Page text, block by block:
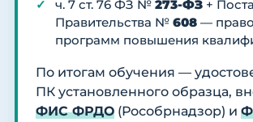
ч. 7 ст. 76 ФЗ № 273-ФЗ +
Правительства № 608 —
программ повышения
По итогам обучения —
ПК установленного образца,
ФИС ФРДО (Рособрнадзор) и